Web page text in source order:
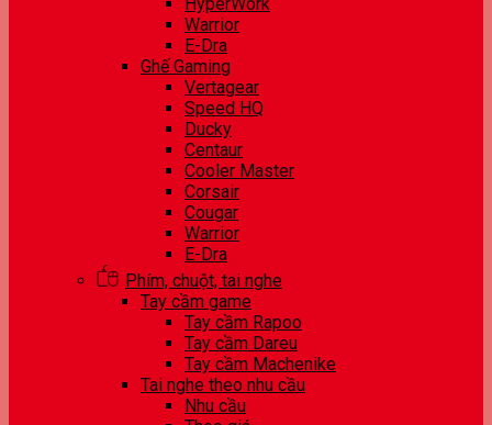
Warrior
E-Dra
Ghế Gaming
Vertagear
Speed HQ
Ducky
Centaur
Cooler Master
Corsair
Cougar
Warrior
E-Dra
Phím, chuột, tai nghe
Tay cầm game
Tay cầm Rapoo
Tay cầm Dareu
Tay cầm Machenike
Tai nghe theo nhu cầu
Nhu cầu